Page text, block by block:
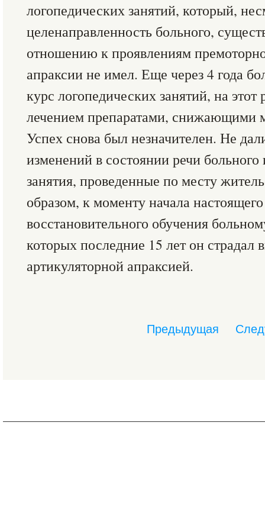
логопедических занятий, который,
целенаправленность больного,
отношению к проявлениям
апраксии не имел. Еще через 4 года
курс логопедических занятий, на этот
лечением препаратами, снижающими
Успех снова был незначителен. Не
изменений в состоянии речи больного
занятия, проведенные по месту
образом, к моменту начала
восстановительного обучения
которых последние 15 лет он
артикуляторной апраксией.
Предыдущая